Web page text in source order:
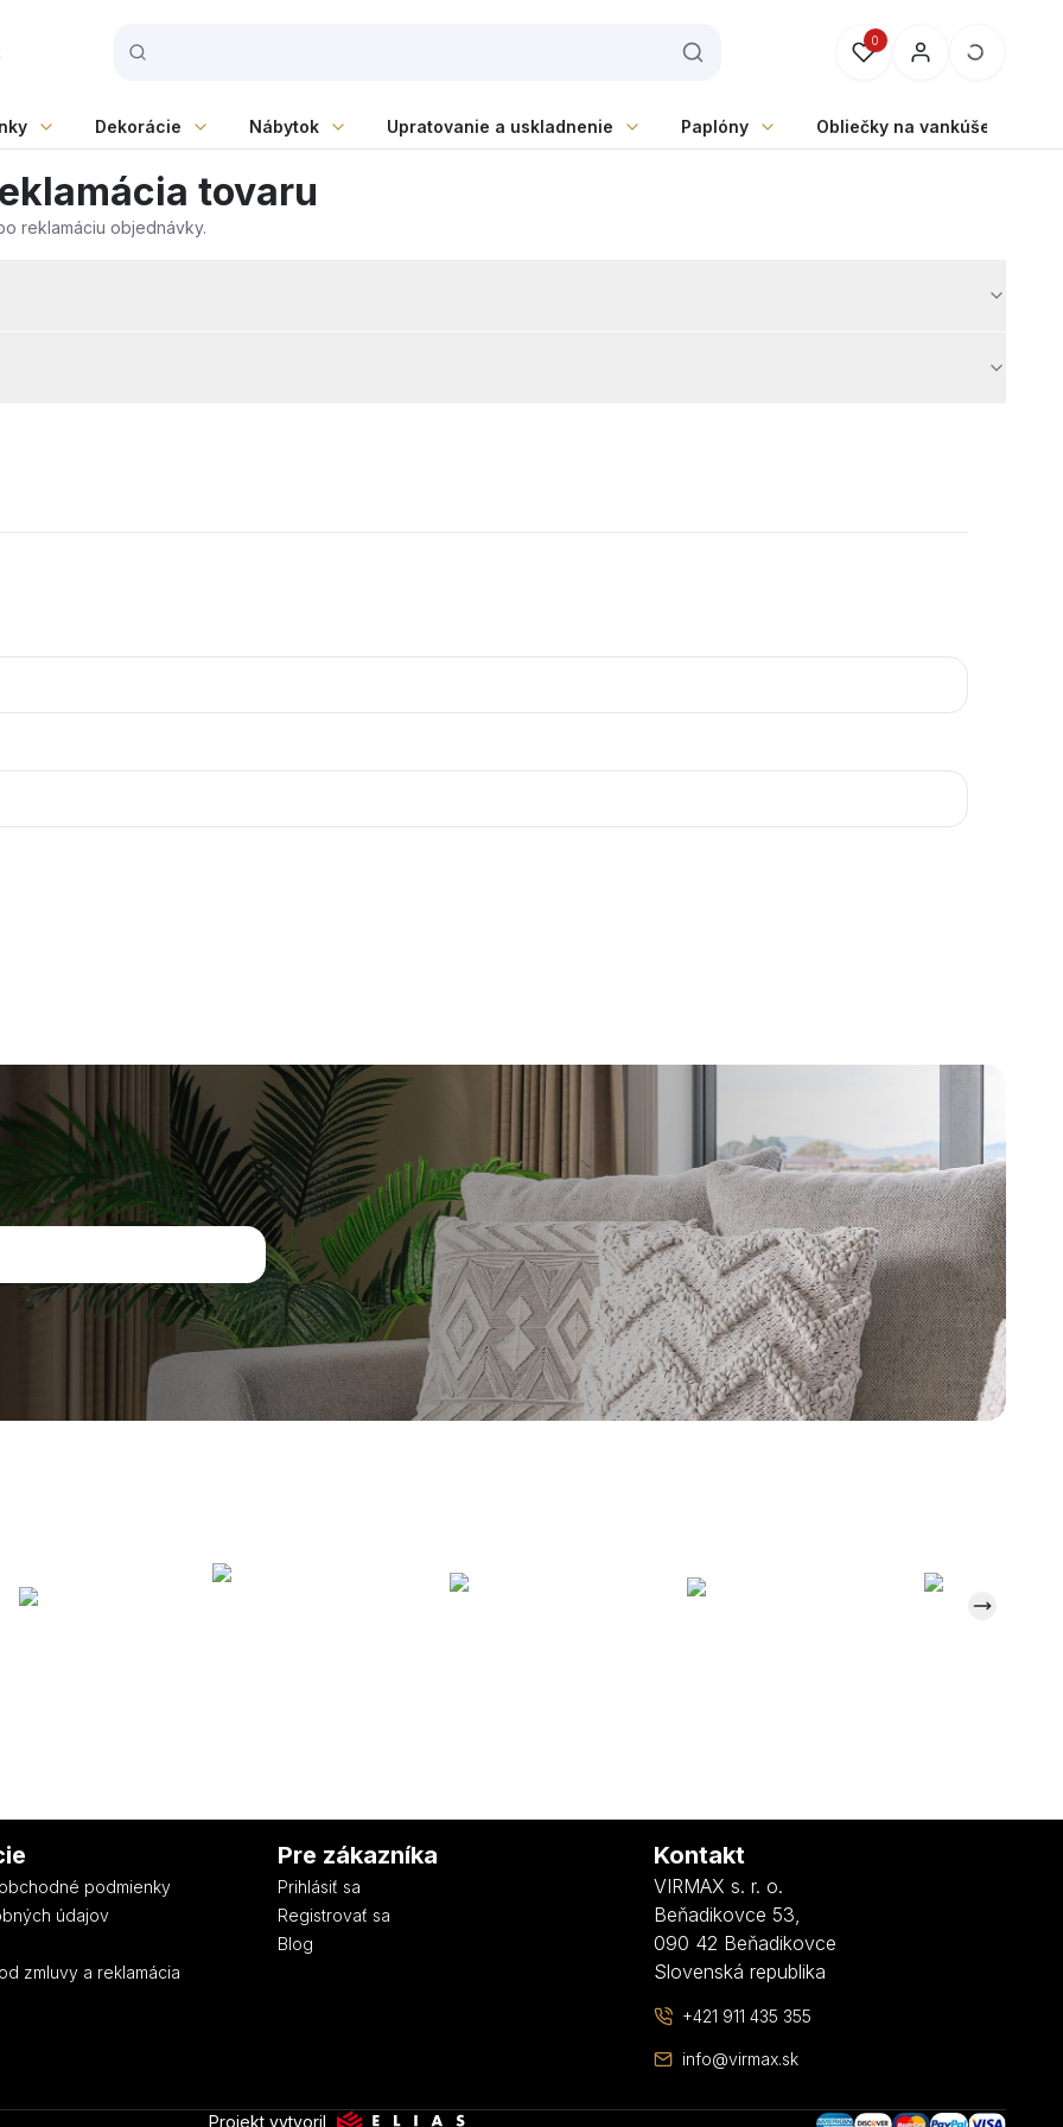
0
Dekorácie Nábytok Upratovanie a uskladnenie Paplóny Obliečky na vankúše
tovaru
reklamáciu objednávky.
podmienky
údajov
zmluvy a reklamácia
Pre zákazníka
Prihlásiť sa
Registrovať sa
Blog
Kontakt
VIRMAX s. r. o.
Beňadikovce 53,
090 42 Beňadikovce
Slovenská republika
+421 911 435 355
info@virmax.sk
Projekt vytvoril